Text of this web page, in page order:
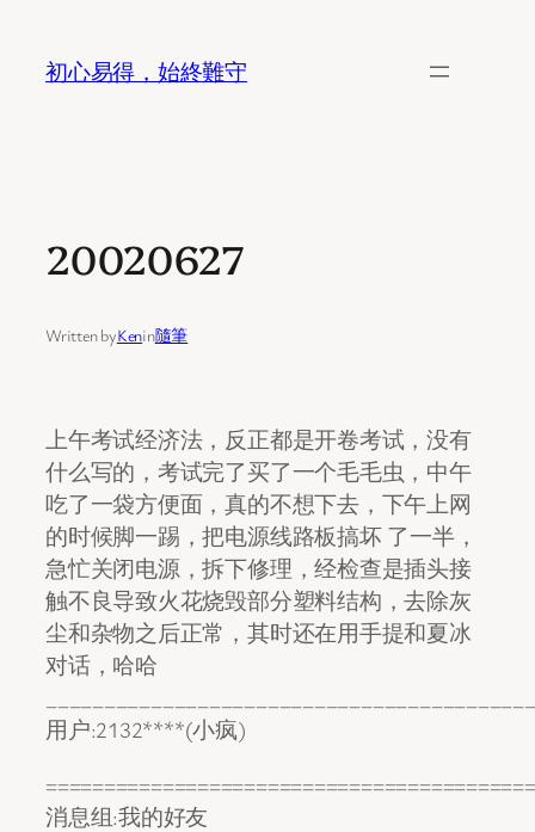
content
初心易得，始終難守
20020627
Written byKenin隨筆
上午考试经济法，反正都是开卷考试，没有
什么写的，考试完了买了一个毛毛虫，中午
吃了一袋方便面，真的不想下去，下午上网
的时候脚一踢，把电源线路板搞坏 了一半，
急忙关闭电源，拆下修理，经检查是插头接
触不良导致火花烧毁部分塑料结构，去除灰
尘和杂物之后正常，其时还在用手提和夏冰
对话，哈哈
用户:2132****(小疯)
消息组:我的好友